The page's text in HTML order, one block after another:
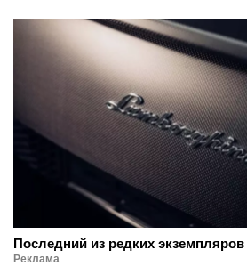
Последний из редких
Реклама